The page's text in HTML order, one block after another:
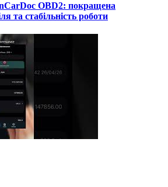
OBD2: покращена
та стабільність роботи